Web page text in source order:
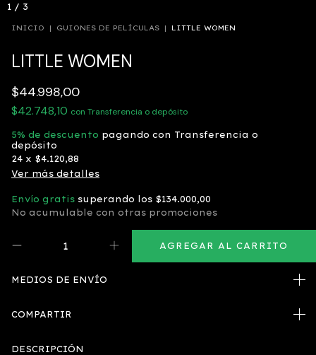
1 / 3
INICIO | GUIONES DE PELÍCULAS | LITTLE WOMEN
LITTLE WOMEN
$44.998,00
$42.748,10 con Transferencia o depósito
5% de descuento pagando con Transferencia o
depósito
24 x $4.120,88
Ver más detalles
Envío gratis superando los $134.000,00
No acumulable con otras promociones
MEDIOS DE ENVÍO
COMPARTIR
DESCRIPCIÓN